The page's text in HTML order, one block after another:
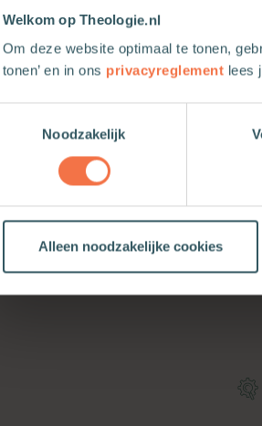
Welkom op Theologie.nl
Om deze website optimaal te tonen,
tonen’ en in ons privacyreglement lees
Noodzakelijk
Alleen noodzakelijke cookies